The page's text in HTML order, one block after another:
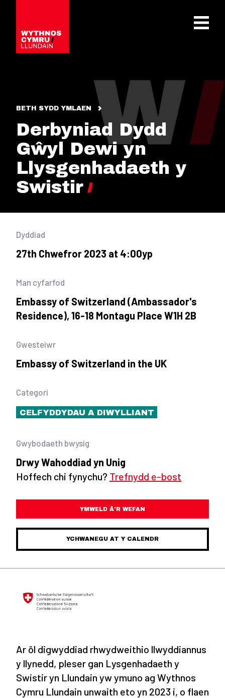
OPEN
BETH SYDD YMLAEN
Derbyniad Dydd
Gŵyl Dewi yn
Llysgenhadaeth y
Swistir
Dyddiad
27th Chwefror 2023 at 4:00yp
Man cyfarfod
Embassy of Switzerland (Ambassador's
Residence), 16-18 Montagu Place W1H 2B
Gwesteiwr
Embassy of Switzerland in the UK
Categori
CELFYDDYDAU A DIWYLLIANT
Gwybodaeth bwysig
Drwy Wahoddiad yn Unig
Hoffech chi fynychu? Trefnydd e-bost
YMWELD Â’R WEFAN
YCHWANEGU AT Y CALENDR
Ar ôl digwyddiad rhwydweithio llwyddiannus
y llynedd, pleser gan Lysgenhadaeth y
Swistir yn Llundain yw ymuno ag Wythnos
Cymru Llundain unwaith eto yn 2023 i, o flaen